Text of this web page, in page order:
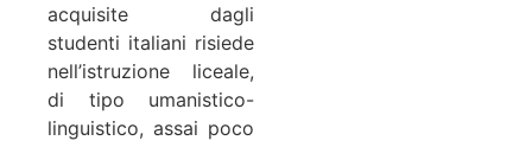
acquisite dagli
studenti italiani risiede
nell’istruzione liceale,
di tipo umanistico-
linguistico, assai poco